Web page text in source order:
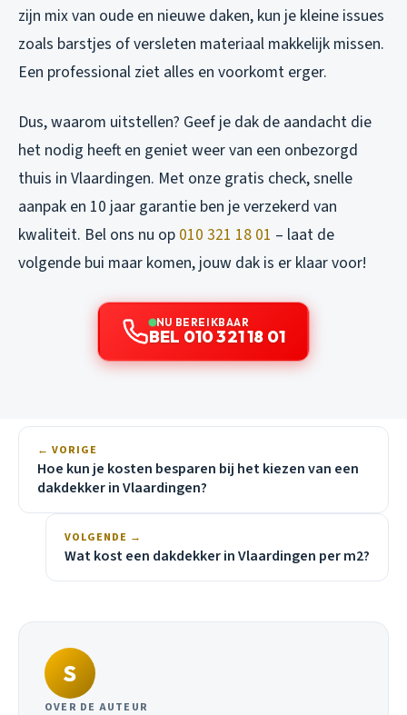
zijn mix van oude en nieuwe daken, kun je kleine issues
zoals barstjes of versleten materiaal makkelijk missen.
Een professional ziet alles en voorkomt erger.
Dus, waarom uitstellen? Geef je dak de aandacht die
het nodig heeft en geniet weer van een onbezorgd
thuis in Vlaardingen. Met onze gratis check, snelle
aanpak en 10 jaar garantie ben je verzekerd van
kwaliteit. Bel ons nu op 010 321 18 01 – laat de
volgende bui maar komen, jouw dak is er klaar voor!
NU BEREIKBAAR
BEL 010 321 18 01
← VORIGE
Hoe kun je kosten besparen bij het kiezen van een
dakdekker in Vlaardingen?
VOLGENDE →
Wat kost een dakdekker in Vlaardingen per m2?
S
OVER DE AUTEUR